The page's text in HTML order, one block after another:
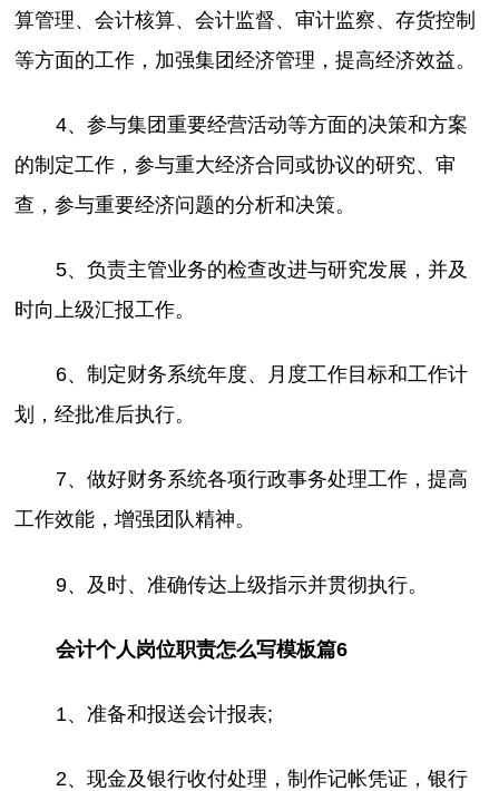
算管理、会计核算、会计监督、审计监察、存货控制
等方面的工作，加强集团经济管理，提高经济效益。
4、参与集团重要经营活动等方面的决策和方案
的制定工作，参与重大经济合同或协议的研究、审
查，参与重要经济问题的分析和决策。
5、负责主管业务的检查改进与研究发展，并及
时向上级汇报工作。
6、制定财务系统年度、月度工作目标和工作计
划，经批准后执行。
7、做好财务系统各项行政事务处理工作，提高
工作效能，增强团队精神。
9、及时、准确传达上级指示并贯彻执行。
会计个人岗位职责怎么写模板篇6
1、准备和报送会计报表;
2、现金及银行收付处理，制作记帐凭证，银行